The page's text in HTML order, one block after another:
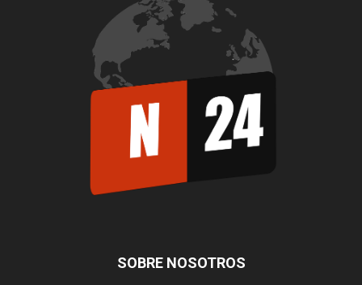
SOBRE NOSOTROS